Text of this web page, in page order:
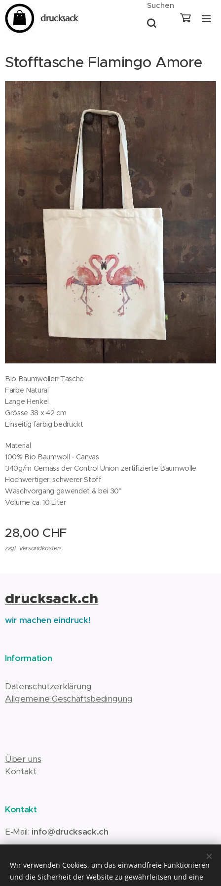
drucksack
Suchen
Stofftasche Flamingo Amore
Bio Baumwollen Tasche
Farbe Natural
Lange Henkel
Grösse 38 x 42 cm
Einseitig farbig bedruckt
Material
100% Bio Baumwoll - Canvas
340g/m Gemäss der Control Union zertifizierte Baumwolle
Hochwertiger, schwerer Stoff
Waschvorgang gewendet & bei 30°
Volume ca. 10 Liter
28,00 CHF
zzgl. Versandkosten
drucksack.ch
wir machen eindruck!
Information
Datenschutzerklärung
Allgemeine Geschäftsbedingung
Über uns
Kontakt
Kontakt
E-Mail: info@drucksack.ch
www.la-romaine.ch Cookies
Wir verwenden Cookies, um das einwandfreie Funktionieren
und die Sicherheit der Website zu gewährleitsen und eine